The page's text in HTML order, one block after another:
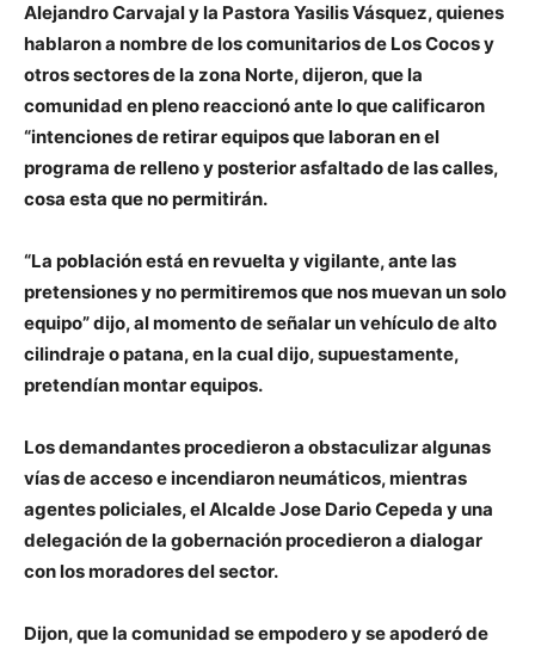
Alejandro Carvajal y la Pastora Yasilis Vásquez, quienes
hablaron a nombre de los comunitarios de Los Cocos y
otros sectores de la zona Norte, dijeron, que la
comunidad en pleno reaccionó ante lo que calificaron
“intenciones de retirar equipos que laboran en el
programa de relleno y posterior asfaltado de las calles,
cosa esta que no permitirán.
“La población está en revuelta y vigilante, ante las
pretensiones y no permitiremos que nos muevan un solo
equipo” dijo, al momento de señalar un vehículo de alto
cilindraje o patana, en la cual dijo, supuestamente,
pretendían montar equipos.
Los demandantes procedieron a obstaculizar algunas
vías de acceso e incendiaron neumáticos, mientras
agentes policiales, el Alcalde Jose Dario Cepeda y una
delegación de la gobernación procedieron a dialogar
con los moradores del sector.
Dijon, que la comunidad se empodero y se apoderó de